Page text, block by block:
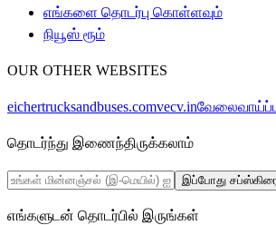
எங்களை தொடர்பு கொள்ளவும்
நியூஸ் ரூம்
OUR OTHER WEBSITES
eichertrucksandbuses.comvecv.in
தொடர்ந்து இணைந்திருக்கலாம்
இப்போது
எங்களுடன் தொடர்பில் இருங்கள்